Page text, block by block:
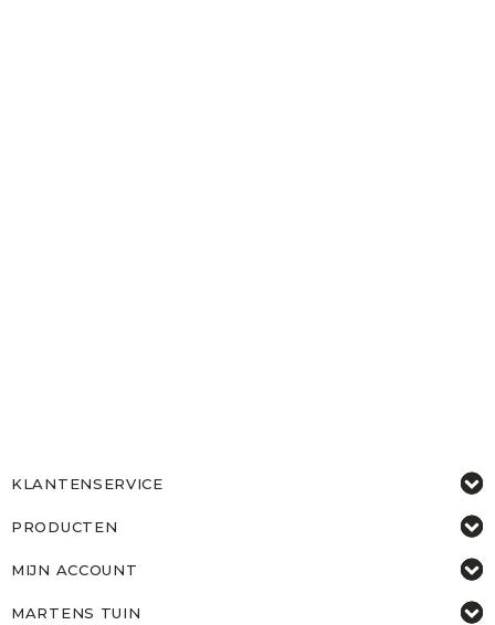
KLANTENSERVICE
PRODUCTEN
MIJN ACCOUNT
MARTENS TUIN